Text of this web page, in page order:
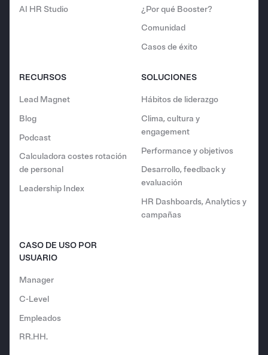
AI HR Studio
¿Por qué Booster?
Comunidad
Casos de éxito
RECURSOS
Lead Magnet
Blog
Podcast
Calculadora costes rotación
de personal
Leadership Index
SOLUCIONES
Hábitos de liderazgo
Clima, cultura y
engagement
Performance y objetivos
Desarrollo, feedback y
evaluación
HR Dashboards, Analytics y
campañas
CASO DE USO POR
USUARIO
Manager
C-Level
Empleados
RR.HH.